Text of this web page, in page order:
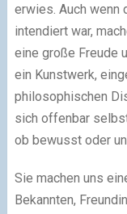
erwies. Auch wenn
intendiert war,
eine große Freude
ein Kunstwerk,
philosophischen
sich offenbar
ob bewusst oder
Sie machen uns
Bekannten,